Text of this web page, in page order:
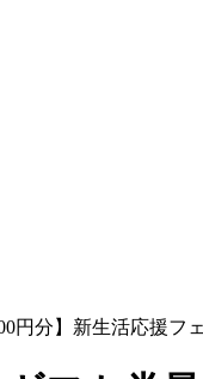
円分】新生活応援フ